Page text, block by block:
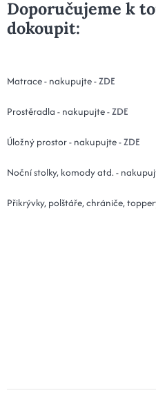
Doporučujeme k
dokoupit:
Matrace - nakupujte -ZDE
Prostěradla - nakupujte -ZDE
Úložný prostor - nakupujte -ZDE
Noční stolky, komody atd. -
Přikrývky, polštáře, chrániče,